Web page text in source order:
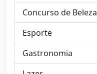
Concurso de Beleza
Esporte
Gastronomia